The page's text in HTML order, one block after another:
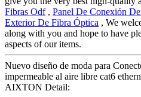
Fibras Odf, Panel De Conexión
Exterior De Fibra Óptica , We
along with you and hope to have
aspects of our items.
Nuevo diseño de moda para
impermeable al aire libre cat6
AIXTON Detail: